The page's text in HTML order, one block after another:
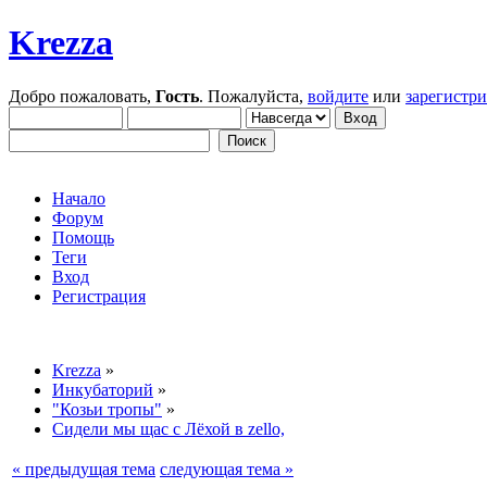
Krezza
Добро пожаловать, Гость. Пожалуйста, войдите или
Начало
Форум
Помощь
Теги
Вход
Регистрация
Krezza »
Инкубаторий »
"Козьи тропы" »
Сидели мы щас с Лёхой в zello,
« предыдущая тема следующая тема »